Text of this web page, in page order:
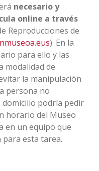
necesario y
online a través
Reproducciones de
). En la
para ello y las
modalidad de
la manipulación
persona no
podría pedir
horario del Museo
en un equipo que
esta tarea.